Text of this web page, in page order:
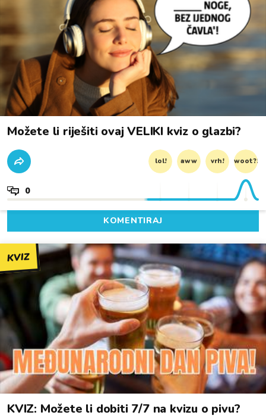
Možete li riješiti ovaj VELIKI kviz o glazbi?
lol! aww vrh! woot?!
0
KOMENTIRAJ
KVIZ
KVIZ: Možete li dobiti 7/7 na kvizu o pivu?